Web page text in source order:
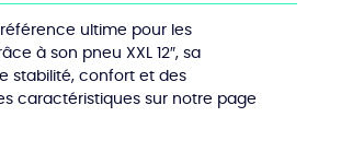
référence ultime pour les
à son pneu XXL 12″, sa
stabilité, confort et des
caractéristiques sur notre page